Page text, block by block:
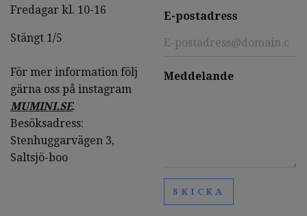
Fredagar kl. 10-16
Stängt 1/5
För mer information följ
gärna oss på instagram
MUMINI.SE.
Besöksadress:
Stenhuggarvägen 3,
Saltsjö-boo
E-postadress
Meddelande
SKICKA